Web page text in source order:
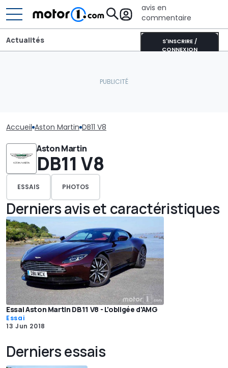
avis en
commentaire
S'INSCRIRE /
CONNEXION
Actualités
Accueil Aston Martin DB11 V8
Aston Martin
DB11 V8
ESSAIS PHOTOS
Derniers avis et caractéristiques
Essai Aston Martin DB11 V8 - L'obligée d'AMG
Essai
13 Jun 2018
Derniers essais